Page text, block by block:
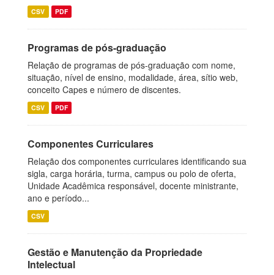
CSV PDF
Programas de pós-graduação
Relação de programas de pós-graduação com nome,
situação, nível de ensino, modalidade, área, sítio web,
conceito Capes e número de discentes.
CSV PDF
Componentes Curriculares
Relação dos componentes curriculares identificando sua
sigla, carga horária, turma, campus ou polo de oferta,
Unidade Acadêmica responsável, docente ministrante,
ano e período...
CSV
Gestão e Manutenção da Propriedade
Intelectual